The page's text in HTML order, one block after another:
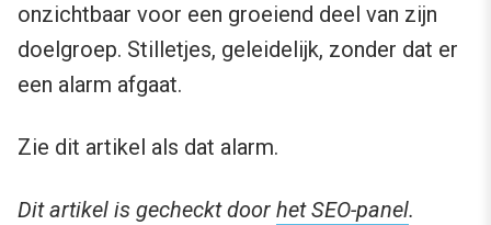
onzichtbaar voor een groeiend deel van zijn
doelgroep. Stilletjes, geleidelijk, zonder dat er
een alarm afgaat.
Zie dit artikel als dat alarm.
Dit artikel is gecheckt door het SEO-panel.